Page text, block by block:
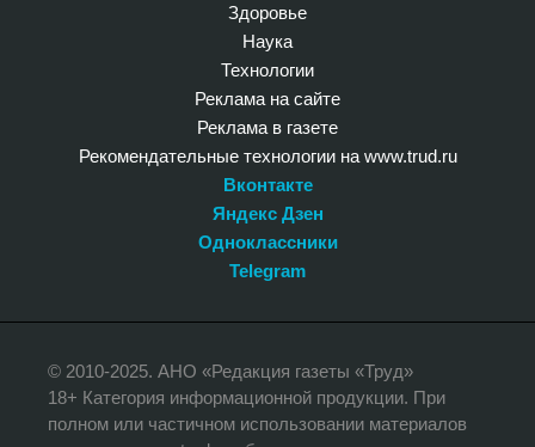
Здоровье
Наука
Технологии
Реклама на сайте
Реклама в газете
Рекомендательные технологии на www.trud.ru
Вконтакте
Яндекс Дзен
Одноклассники
Telegram
© 2010-2025. АНО «Редакция газеты «Труд»
18+ Категория информационной продукции. При
полном или частичном использовании материалов